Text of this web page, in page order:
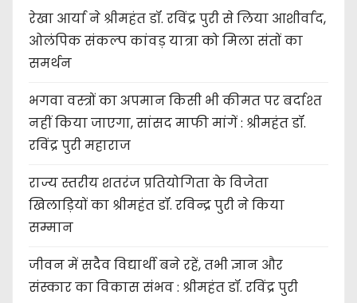
रेखा आर्या ने श्रीमहंत डॉ. रविंद्र पुरी से लिया आशीर्वाद,
ओलंपिक संकल्प कांवड़ यात्रा को मिला संतों का
समर्थन
भगवा वस्त्रों का अपमान किसी भी कीमत पर बर्दाश्त
नहीं किया जाएगा, सांसद माफी मांगें : श्रीमहंत डॉ.
रविंद्र पुरी महाराज
राज्य स्तरीय शतरंज प्रतियोगिता के विजेता
खिलाड़ियों का श्रीमहंत डॉ. रविन्द्र पुरी ने किया
सम्मान
जीवन में सदैव विद्यार्थी बने रहें, तभी ज्ञान और
संस्कार का विकास संभव : श्रीमहंत डॉ. रविंद्र पुरी